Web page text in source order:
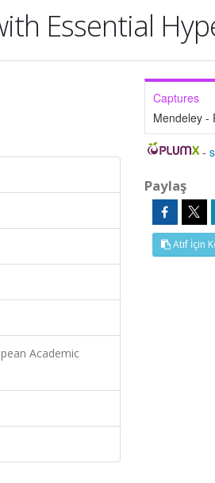
Essential
Academic
Captures
Mendeley -
-
Paylaş
Atıf İçin